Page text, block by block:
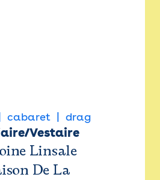
cabaret drag
Vestaire
Linsale
De La